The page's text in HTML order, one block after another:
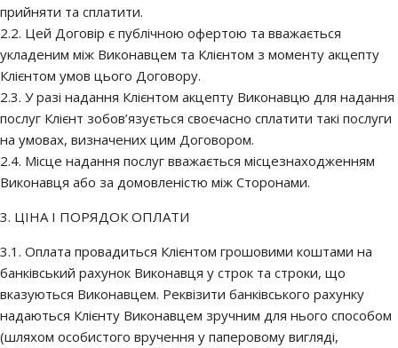
прийняти та сплатити.
2.2. Цей Договір є публічною офертою та вважається
укладеним між Виконавцем та Клієнтом з моменту акцепту
Клієнтом умов цього Договору.
2.3. У разі надання Клієнтом акцепту Виконавцю для надання
послуг Клієнт зобов’язується своєчасно сплатити такі послуги
на умовах, визначених цим Договором.
2.4. Місце надання послуг вважається місцезнаходженням
Виконавця або за домовленістю між Сторонами.
3. ЦІНА І ПОРЯДОК ОПЛАТИ
3.1. Оплата провадиться Клієнтом грошовими коштами на
банківський рахунок Виконавця у строк та строки, що
вказуються Виконавцем. Реквізити банківського рахунку
надаються Клієнту Виконавцем зручним для нього способом
(шляхом особистого вручення у паперовому вигляді,